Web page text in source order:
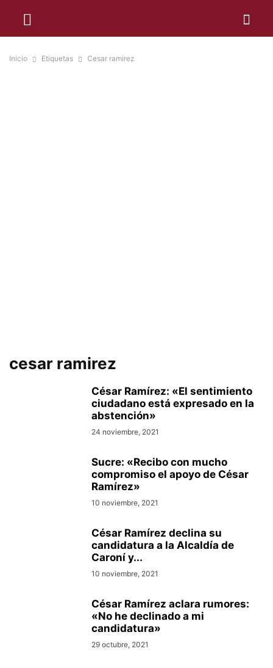
Inicio Etiquetas Cesar ramirez
cesar ramirez
César Ramírez: «El sentimiento
ciudadano está expresado en la
abstención»
24 noviembre, 2021
Sucre: «Recibo con mucho
compromiso el apoyo de César
Ramírez»
10 noviembre, 2021
César Ramírez declina su
candidatura a la Alcaldía de
Caroní y...
10 noviembre, 2021
César Ramírez aclara rumores:
«No he declinado a mi
candidatura»
29 octubre, 2021